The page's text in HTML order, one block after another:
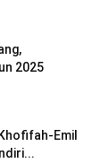
2025
Emil